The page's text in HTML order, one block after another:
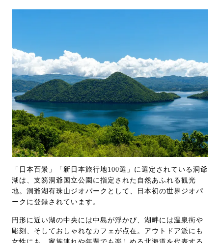
「日本百景」「新日本旅行地100選」に選定されている洞爺
湖は、支笏洞爺国立公園に指定された自然あふれる観光
地。洞爺湖有珠山ジオパークとして、日本初の世界ジオパ
ークに登録されています。
円形に近い湖の中央には中島が浮かび、湖畔には温泉街や
彫刻、そしておしゃれなカフェが点在。アウトドア派にも